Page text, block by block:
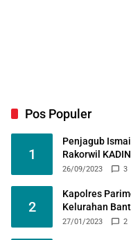
Pos Populer
1
Penjagub
Rakorwil KADIN
26/09/2023 3
2
Kapolres
Kelurahan
27/01/2023 2